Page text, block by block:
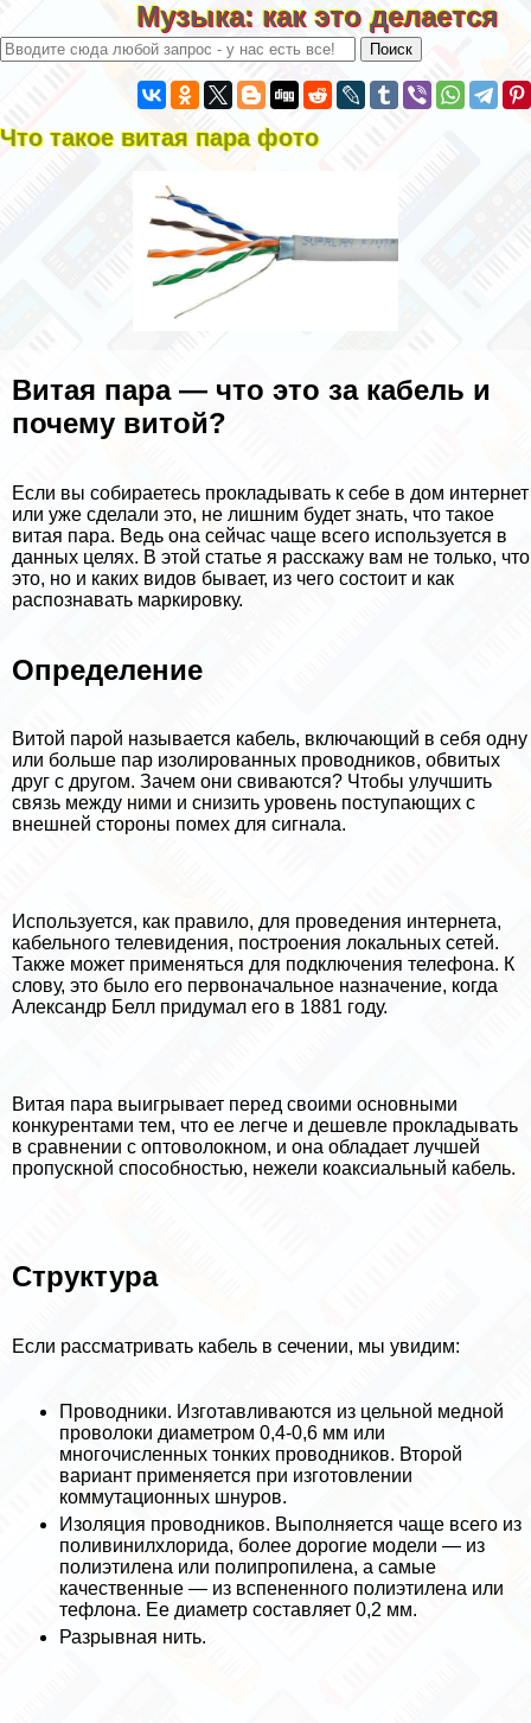
Музыка: как это делается
Что такое витая пара фото
Витая пара — что это за кабель и
почему витой?
Если вы собираетесь прокладывать к себе в дом интернет
или уже сделали это, не лишним будет знать, что такое
витая пара. Ведь она сейчас чаще всего используется в
данных целях. В этой статье я расскажу вам не только, что
это, но и каких видов бывает, из чего состоит и как
распознавать маркировку.
Определение
Витой парой называется кабель, включающий в себя одну
или больше пар изолированных проводников, обвитых
друг с другом. Зачем они свиваются? Чтобы улучшить
связь между ними и снизить уровень поступающих с
внешней стороны помех для сигнала.
Используется, как правило, для проведения интернета,
кабельного телевидения, построения локальных сетей.
Также может применяться для подключения телефона. К
слову, это было его первоначальное назначение, когда
Александр Белл придумал его в 1881 году.
Витая пара выигрывает перед своими основными
конкурентами тем, что ее легче и дешевле прокладывать
в сравнении с оптоволокном, и она обладает лучшей
пропускной способностью, нежели коаксиальный кабель.
Структура
Если рассматривать кабель в сечении, мы увидим:
Проводники. Изготавливаются из цельной медной
проволоки диаметром 0,4-0,6 мм или
многочисленных тонких проводников. Второй
вариант применяется при изготовлении
коммутационных шнуров.
Изоляция проводников. Выполняется чаще всего из
поливинилхлорида, более дорогие модели — из
полиэтилена или полипропилена, а самые
качественные — из вспененного полиэтилена или
тефлона. Ее диаметр составляет 0,2 мм.
Разрывная нить.